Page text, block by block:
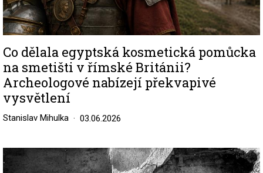
Co dělala egyptská kosmetická pomůcka
na smetišti v římské Británii?
Archeologové nabízejí překvapivé
vysvětlení
Stanislav Mihulka 03.06.2026
Image